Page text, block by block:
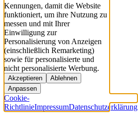
Kennungen, damit die Website
funktioniert, um ihre Nutzung zu
messen und mit Ihrer
Einwilligung zur
Personalisierung von Anzeigen
(einschließlich Remarketing)
sowie für personalisierte und
nicht personalisierte Werbung.
Akzeptieren
Ablehnen
Anpassen
Cookie-
RichtlinieImpressumDatenschutzerklärung